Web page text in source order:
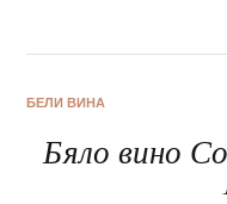
За нас
БЕЛИ ВИНА
Бяло вино